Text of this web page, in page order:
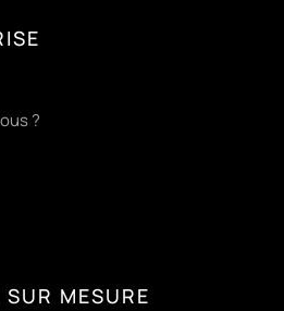
?
MESURE